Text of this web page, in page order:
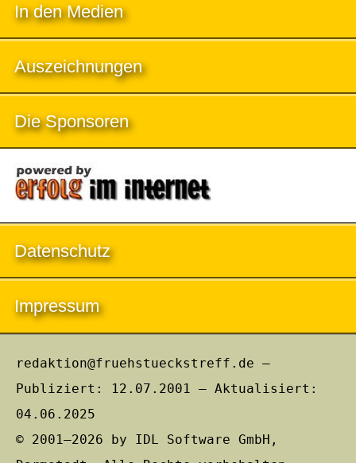
In den Medien
Auszeichnungen
Die Sponsoren
Datenschutz
Impressum
redaktion@fruehstueckstreff.de –
Publiziert: 12.07.2001 – Aktualisiert:
04.06.2025
© 2001–2026 by IDL Software GmbH,